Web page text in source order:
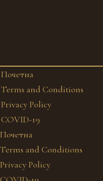
Почетна
Terms and Conditions
Privacy Policy
COVID-19
Почетна
Terms and Conditions
Privacy Policy